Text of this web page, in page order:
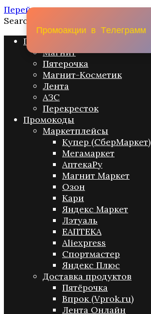
Перейти к содержанию
Search for:
Промо акции
Магнит
Пятерочка
Магнит-Косметик
Лента
АЗС
Перекресток
Промокоды
Маркетплейсы
Купер (СберМаркет)
Мегамаркет
АптекаРу
Магнит Маркет
Озон
Кари
Яндекс Маркет
Лэтуаль
ЕАПТЕКА
Aliexpress
Спортмастер
Яндекс Плюс
Доставка продуктов
Пятёрочка
Впрок (Vprok.ru)
Лента Онлайн
Промоакции в Телеграмм